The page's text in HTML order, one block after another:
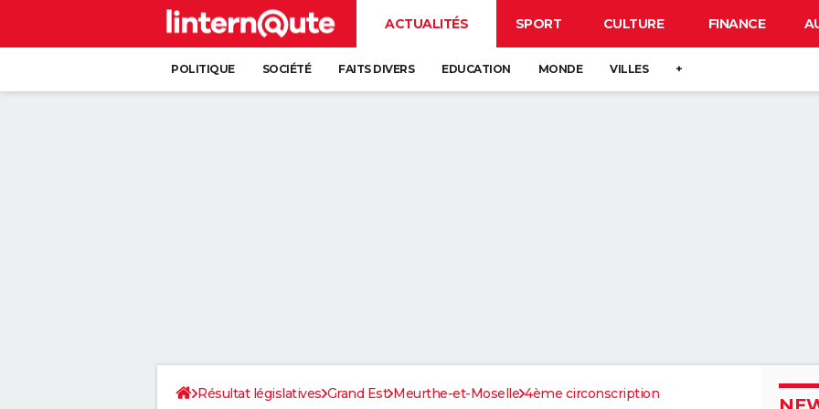
ACTUALITÉS SPORT CULTURE FINANCE
POLITIQUE SOCIÉTÉ FAITS DIVERS EDUCATION MONDE VILLES +
Résultat législatives Grand Est Meurthe-et-Moselle 4ème circonscription